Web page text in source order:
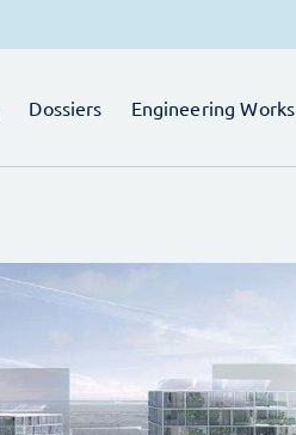
Dossiers Engineering Works